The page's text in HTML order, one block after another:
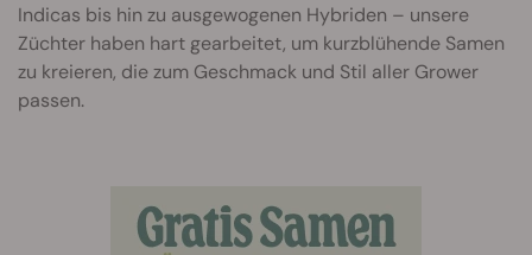
Indicas bis hin zu ausgewogenen Hybriden – unsere
Züchter haben hart gearbeitet, um kurzblühende Samen
zu kreieren, die zum Geschmack und Stil aller Grower
passen.